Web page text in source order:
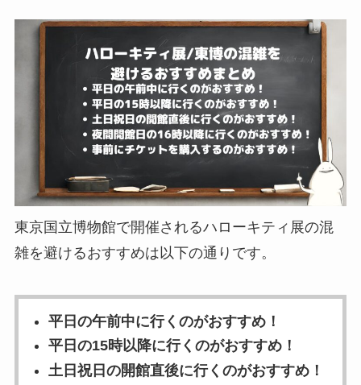
東京国立博物館で開催されるハローキティ展の混
雑を避けるおすすめは以下の通りです。
平日の午前中に行くのがおすすめ！
平日の15時以降に行くのがおすすめ！
土日祝日の開館直後に行くのがおすすめ！